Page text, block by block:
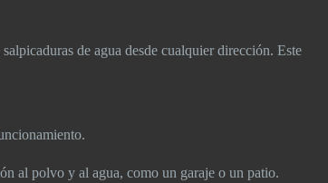
de agua desde cualquier dirección. Este
al polvo y al agua, como un garaje o un patio.